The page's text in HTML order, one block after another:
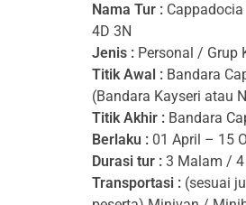
A
P
P
A
D
Nama Tur :Cappadocia
4D 3N
Jenis :Personal / Grup
Titik Awal :Bandara
(Bandara Kayseri atau
Titik Akhir :Bandara
Berlaku :01 April – 15
Durasi tur :3 Malam / 4
Transportasi :(sesuai